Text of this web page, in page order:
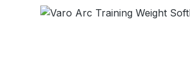
Bildergalerie überspringen